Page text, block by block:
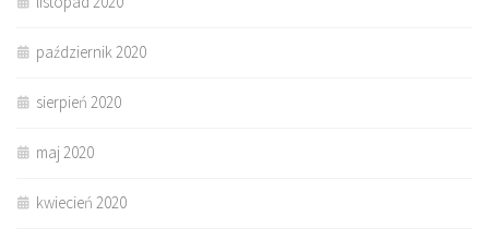
październik 2020
sierpień 2020
maj 2020
kwiecień 2020